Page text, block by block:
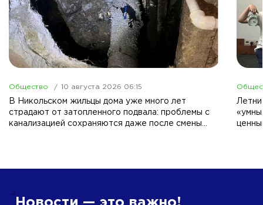
Общество 10 августа 2026 06:15
В Никольском жильцы дома уже много лет
страдают от затопленного подвала: проблемы с
канализацией сохраняются даже после смены
”